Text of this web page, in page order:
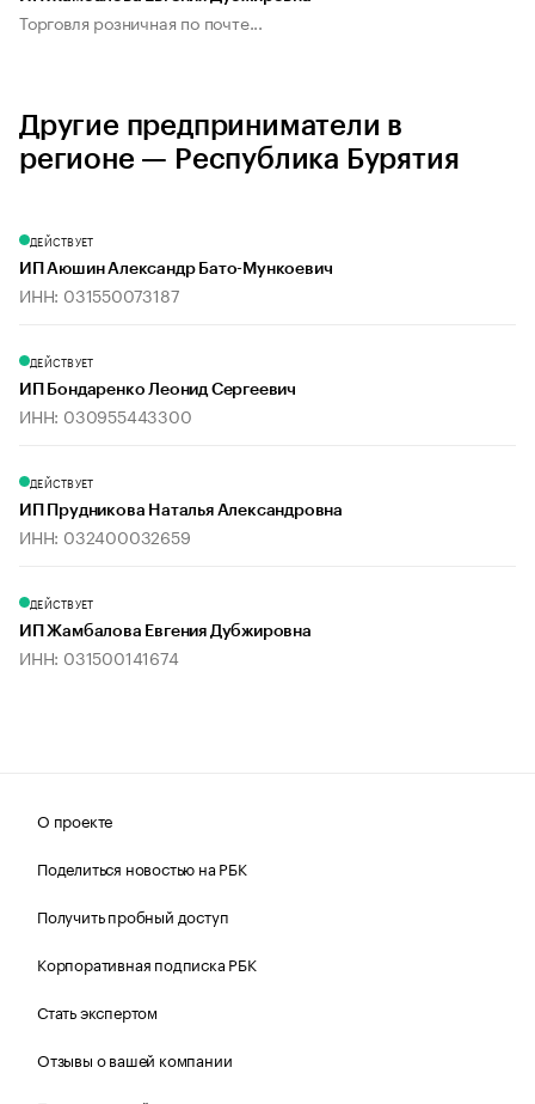
Торговля розничная по почте...
Другие предприниматели в
регионе — Республика Бурятия
ДЕЙСТВУЕТ
ИП Аюшин Александр Бато-Мункоевич
ИНН: 031550073187
ДЕЙСТВУЕТ
ИП Бондаренко Леонид Сергеевич
ИНН: 030955443300
ДЕЙСТВУЕТ
ИП Прудникова Наталья Александровна
ИНН: 032400032659
ДЕЙСТВУЕТ
ИП Жамбалова Евгения Дубжировна
ИНН: 031500141674
О проекте
Поделиться новостью на РБК
Получить пробный доступ
Корпоративная подписка РБК
Стать экспертом
Отзывы о вашей компании